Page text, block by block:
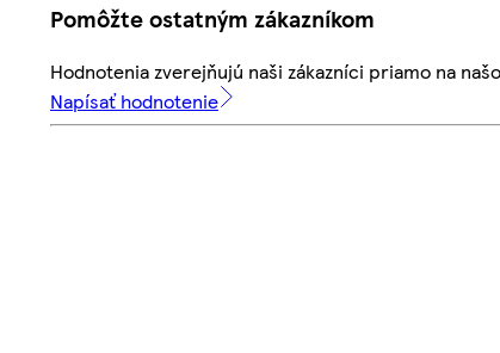
Pomôžte ostatným zákazníkom
Hodnotenia zverejňujú naši zákazníci priamo na
Napísať hodnotenie